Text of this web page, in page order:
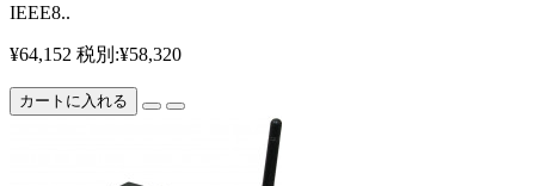
IEEE8..
¥64,152 税別:¥58,320
カートに入れる